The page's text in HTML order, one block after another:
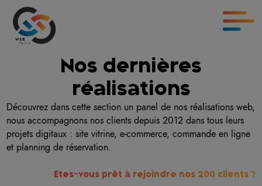
L'agence
Les 2 "G"
Nos services Web
Nos réalisations
Contact
Nos dernières
réalisations
Découvrez dans cette section un panel de nos réalisations web,
nous accompagnons nos clients depuis 2012 dans tous leurs
projets digitaux : site vitrine, e-commerce, commande en ligne
et planning de réservation.
Etes-vous prêt à rejoindre nos 200 clients ?